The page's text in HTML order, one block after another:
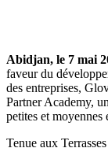
Abidjan, le 7 mai
faveur du
des entreprises,
Partner Academy,
petites et moyennes
Tenue aux